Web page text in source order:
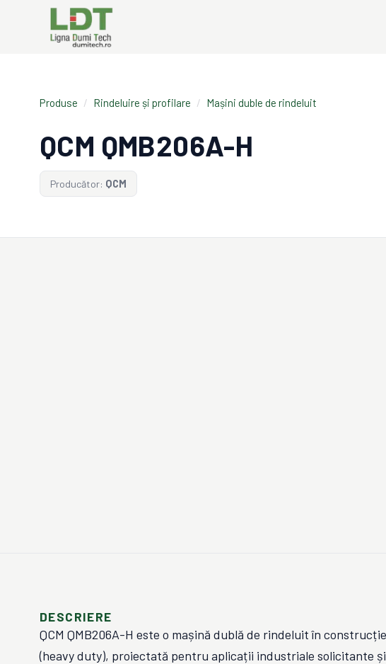
Produse / Rindeluire și profilare / Mașini duble de rindeluit
QCM QMB206A-H
Producător: QCM
DESCRIERE
QCM QMB206A-H este o mașină dublă de rindeluit în
(heavy duty), proiectată pentru aplicații industriale solicitante